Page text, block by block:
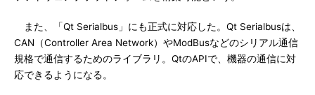
また、「Qt Serialbus」にも正式に対応した。Qt Serialbusは、
CAN（Controller Area Network）やModBusなどのシリアル通信
規格で通信するためのライブラリ。QtのAPIで、機器の通信に対
応できるようになる。